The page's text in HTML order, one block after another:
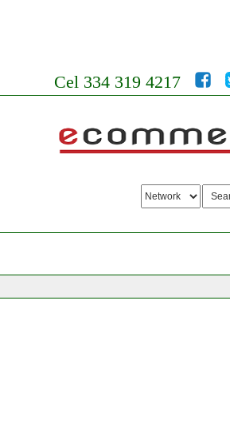
Cel 334 319 4217